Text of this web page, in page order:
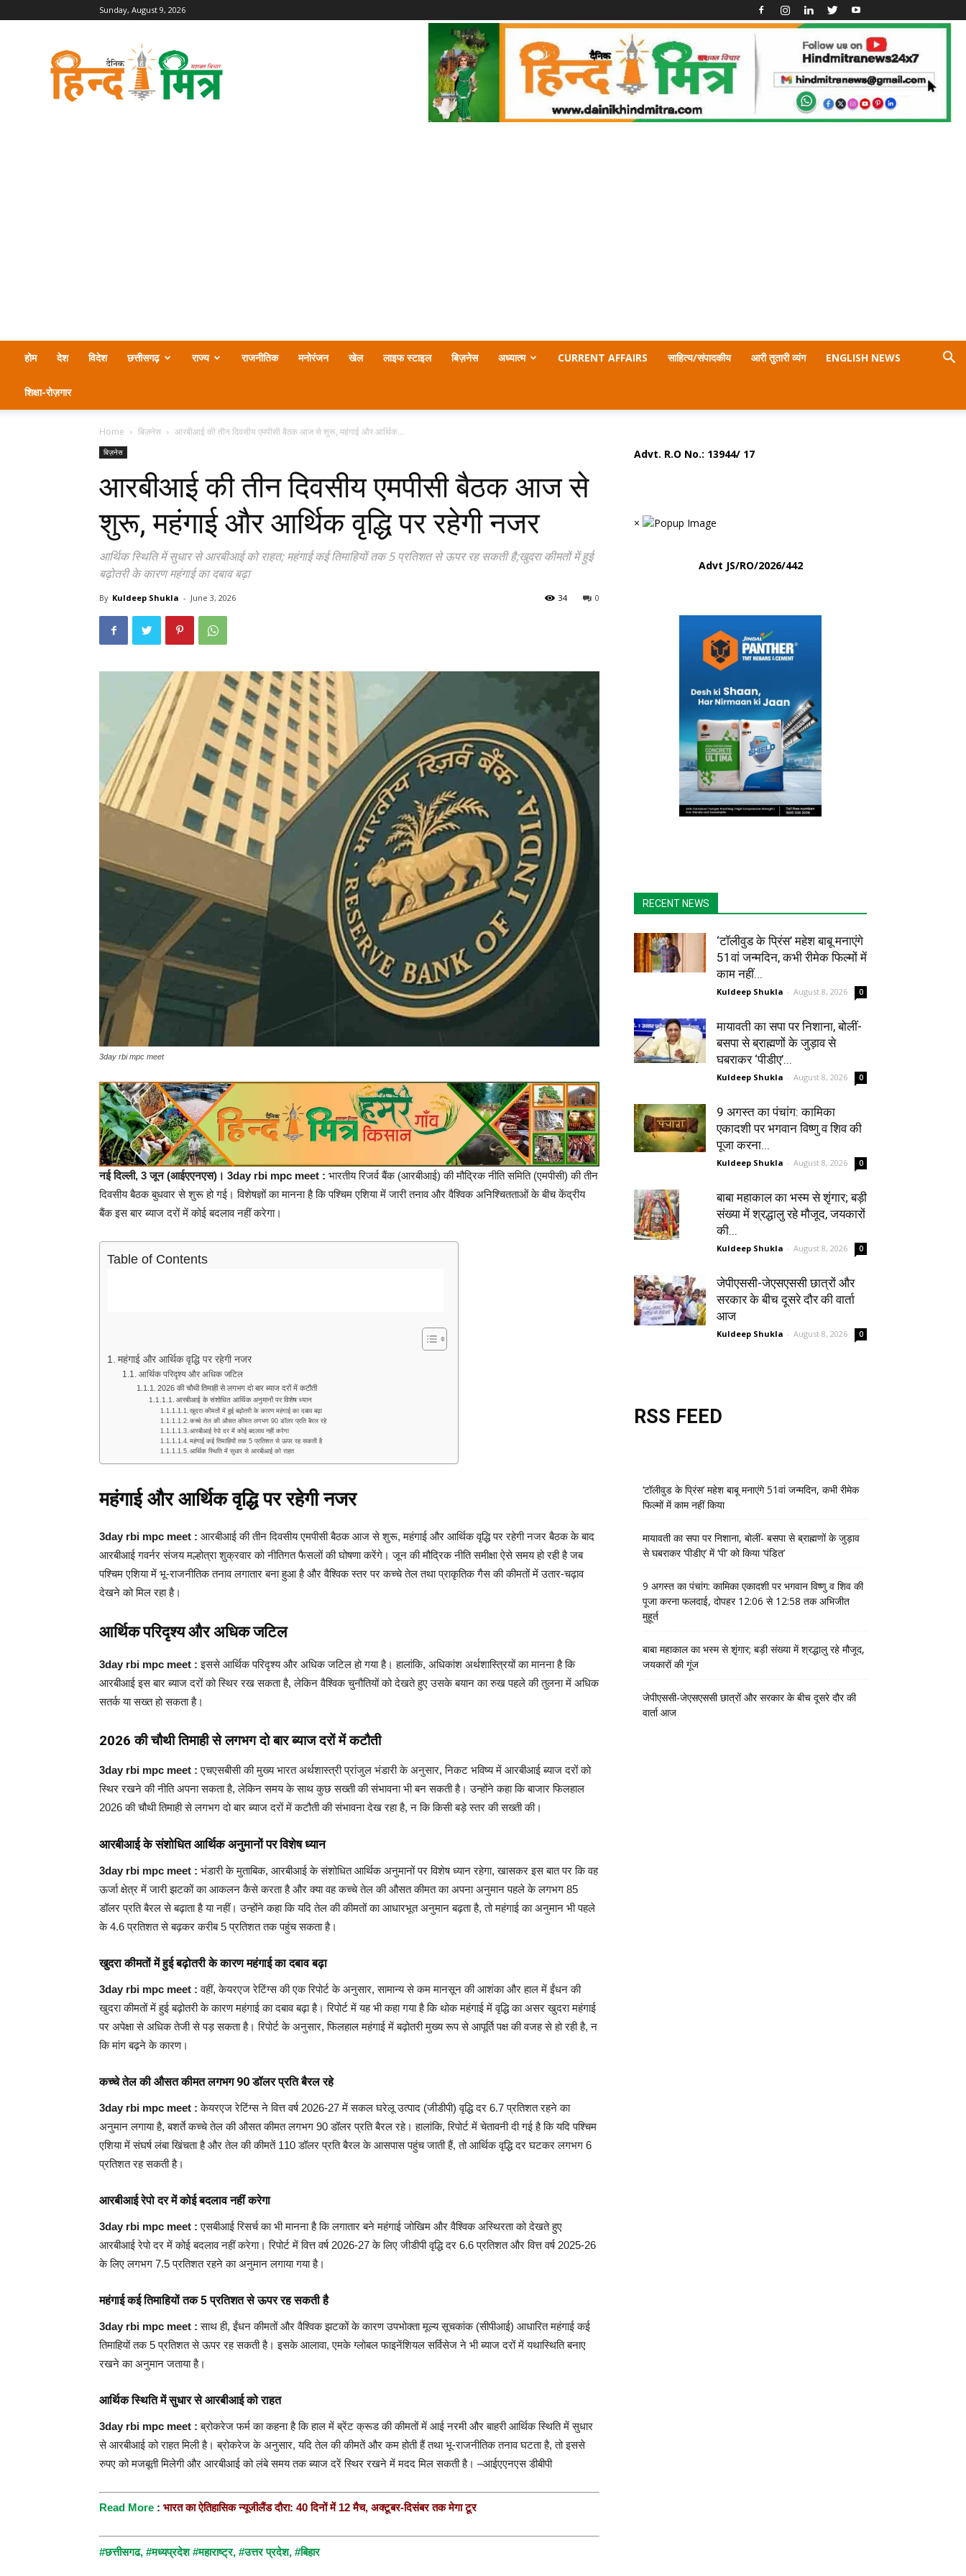
Sunday, August 9, 2026
Dainik
Hind
Mitra
होम देश विदेश छत्तीसगढ़ राज्य राजनीतिक मनोरंजन खेल लाइफ स्टाइल बिज़नेस अध्यात्म CURRENT AFFAIRS साहित्य/संपादकीय आरी तुतारी व्यंग ENGLISH NEWS
शिक्षा-रोज़गार
Home बिज़नेस आरबीआई की तीन दिवसीय एमपीसी बैठक आज से शुरू, महंगाई और आर्थिक...
बिज़नेस
आरबीआई की तीन दिवसीय एमपीसी बैठक आज से
शुरू, महंगाई और आर्थिक वृद्धि पर रहेगी नजर
आर्थिक स्थिति में सुधार से आरबीआई को राहत; महंगाई कई तिमाहियों तक 5 प्रतिशत से ऊपर रह सकती है;खुदरा कीमतों में हुई
बढ़ोतरी के कारण महंगाई का दबाव बढ़ा
By Kuldeep Shukla - June 3, 2026 0
34
3day rbi mpc meet
नई दिल्ली, 3 जून (आईएएनएस)। 3day rbi mpc meet : भारतीय रिजर्व बैंक (आरबीआई) की मौद्रिक नीति समिति (एमपीसी) की तीन
दिवसीय बैठक बुधवार से शुरू हो गई। विशेषज्ञों का मानना है कि पश्चिम एशिया में जारी तनाव और वैश्विक अनिश्चितताओं के बीच केंद्रीय
बैंक इस बार ब्याज दरों में कोई बदलाव नहीं करेगा।
Table of Contents
महंगाई और आर्थिक वृद्धि पर रहेगी नजर
आर्थिक परिदृश्य और अधिक जटिल
2026 की चौथी तिमाही से लगभग दो बार ब्याज दरों में कटौती
आरबीआई के संशोधित आर्थिक अनुमानों पर विशेष ध्यान
खुदरा कीमतों में हुई बढ़ोतरी के कारण महंगाई का दबाव बढ़ा
कच्चे तेल की औसत कीमत लगभग 90 डॉलर प्रति बैरल रहे
आरबीआई रेपो दर में कोई बदलाव नहीं करेगा
महंगाई कई तिमाहियों तक 5 प्रतिशत से ऊपर रह सकती है
आर्थिक स्थिति में सुधार से आरबीआई को राहत
महंगाई और आर्थिक वृद्धि पर रहेगी नजर
3day rbi mpc meet : आरबीआई की तीन दिवसीय एमपीसी बैठक आज से शुरू, महंगाई और आर्थिक वृद्धि पर रहेगी नजर बैठक के बाद
आरबीआई गवर्नर संजय मल्होत्रा शुक्रवार को नीतिगत फैसलों की घोषणा करेंगे। जून की मौद्रिक नीति समीक्षा ऐसे समय हो रही है जब
पश्चिम एशिया में भू-राजनीतिक तनाव लगातार बना हुआ है और वैश्विक स्तर पर कच्चे तेल तथा प्राकृतिक गैस की कीमतों में उतार-चढ़ाव
देखने को मिल रहा है।
आर्थिक परिदृश्य और अधिक जटिल
3day rbi mpc meet :इससे आर्थिक परिदृश्य और अधिक जटिल हो गया है। हालांकि, अधिकांश अर्थशास्त्रियों का मानना है कि
आरबीआई इस बार ब्याज दरों को स्थिर रख सकता है, लेकिन वैश्विक चुनौतियों को देखते हुए उसके बयान का रुख पहले की तुलना में अधिक
सतर्क या सख्त हो सकता है।
2026 की चौथी तिमाही से लगभग दो बार ब्याज दरों में कटौती
3day rbi mpc meet :एचएसबीसी की मुख्य भारत अर्थशास्त्री प्रांजुल भंडारी के अनुसार, निकट भविष्य में आरबीआई ब्याज दरों को
स्थिर रखने की नीति अपना सकता है, लेकिन समय के साथ कुछ सख्ती की संभावना भी बन सकती है। उन्होंने कहा कि बाजार फिलहाल
2026 की चौथी तिमाही से लगभग दो बार ब्याज दरों में कटौती की संभावना देख रहा है, न कि किसी बड़े स्तर की सख्ती की।
आरबीआई के संशोधित आर्थिक अनुमानों पर विशेष ध्यान
3day rbi mpc meet : भंडारी के मुताबिक, आरबीआई के संशोधित आर्थिक अनुमानों पर विशेष ध्यान रहेगा, खासकर इस बात पर कि वह
ऊर्जा क्षेत्र में जारी झटकों का आकलन कैसे करता है और क्या वह कच्चे तेल की औसत कीमत का अपना अनुमान पहले के लगभग 85
डॉलर प्रति बैरल से बढ़ाता है या नहीं। उन्होंने कहा कि यदि तेल की कीमतों का आधारभूत अनुमान बढ़ता है, तो महंगाई का अनुमान भी पहले
के 4.6 प्रतिशत से बढ़कर करीब 5 प्रतिशत तक पहुंच सकता है।
खुदरा कीमतों में हुई बढ़ोतरी के कारण महंगाई का दबाव बढ़ा
3day rbi mpc meet :वहीं, केयरएज रेटिंग्स की एक रिपोर्ट के अनुसार, सामान्य से कम मानसून की आशंका और हाल में ईंधन की
खुदरा कीमतों में हुई बढ़ोतरी के कारण महंगाई का दबाव बढ़ा है। रिपोर्ट में यह भी कहा गया है कि थोक महंगाई में वृद्धि का असर खुदरा महंगाई
पर अपेक्षा से अधिक तेजी से पड़ सकता है। रिपोर्ट के अनुसार, फिलहाल महंगाई में बढ़ोतरी मुख्य रूप से आपूर्ति पक्ष की वजह से हो रही है, न
कि मांग बढ़ने के कारण।
कच्चे तेल की औसत कीमत लगभग 90 डॉलर प्रति बैरल रहे
3day rbi mpc meet :केयरएज रेटिंग्स ने वित्त वर्ष 2026-27 में सकल घरेलू उत्पाद (जीडीपी) वृद्धि दर 6.7 प्रतिशत रहने का
अनुमान लगाया है, बशर्ते कच्चे तेल की औसत कीमत लगभग 90 डॉलर प्रति बैरल रहे। हालांकि, रिपोर्ट में चेतावनी दी गई है कि यदि पश्चिम
एशिया में संघर्ष लंबा खिंचता है और तेल की कीमतें 110 डॉलर प्रति बैरल के आसपास पहुंच जाती हैं, तो आर्थिक वृद्धि दर घटकर लगभग 6
प्रतिशत रह सकती है।
आरबीआई रेपो दर में कोई बदलाव नहीं करेगा
3day rbi mpc meet :एसबीआई रिसर्च का भी मानना है कि लगातार बने महंगाई जोखिम और वैश्विक अस्थिरता को देखते हुए
आरबीआई रेपो दर में कोई बदलाव नहीं करेगा। रिपोर्ट में वित्त वर्ष 2026-27 के लिए जीडीपी वृद्धि दर 6.6 प्रतिशत और वित्त वर्ष 2025-26
के लिए लगभग 7.5 प्रतिशत रहने का अनुमान लगाया गया है।
महंगाई कई तिमाहियों तक 5 प्रतिशत से ऊपर रह सकती है
3day rbi mpc meet :साथ ही, ईंधन कीमतों और वैश्विक झटकों के कारण उपभोक्ता मूल्य सूचकांक (सीपीआई) आधारित महंगाई कई
तिमाहियों तक 5 प्रतिशत से ऊपर रह सकती है। इसके आलावा, एमके ग्लोबल फाइनेंशियल सर्विसेज ने भी ब्याज दरों में यथास्थिति बनाए
रखने का अनुमान जताया है।
आर्थिक स्थिति में सुधार से आरबीआई को राहत
3day rbi mpc meet :ब्रोकरेज फर्म का कहना है कि हाल में ब्रेंट क्रूड की कीमतों में आई नरमी और बाहरी आर्थिक स्थिति में सुधार
से आरबीआई को राहत मिली है। ब्रोकरेज के अनुसार, यदि तेल की कीमतें और कम होती हैं तथा भू-राजनीतिक तनाव घटता है, तो इससे
रुपए को मजबूती मिलेगी और आरबीआई को लंबे समय तक ब्याज दरें स्थिर रखने में मदद मिल सकती है। –आईएएनएस डीबीपी
Read More : भारत का ऐतिहासिक न्यूजीलैंड दौरा: 40 दिनों में 12 मैच, अक्टूबर-दिसंबर तक मेगा टूर
#छत्तीसगढ, #मध्यप्रदेश #महाराष्ट्र, #उत्तर प्रदेश, #बिहार
Advt. R.O No.: 13944/ 17
×
Advt JS/RO/2026/442
RECENT NEWS
‘टॉलीवुड के प्रिंस’ महेश बाबू मनाएंगे
51वां जन्मदिन, कभी रीमेक फिल्मों में
काम नहीं...
Kuldeep Shukla - August 8, 2026 0
मायावती का सपा पर निशाना, बोलीं-
बसपा से ब्राह्मणों के जुड़ाव से
घबराकर ‘पीडीए’...
Kuldeep Shukla - August 8, 2026 0
9 अगस्त का पंचांग: कामिका
एकादशी पर भगवान विष्णु व शिव की
पूजा करना...
Kuldeep Shukla - August 8, 2026 0
बाबा महाकाल का भस्म से शृंगार; बड़ी
संख्या में श्रद्धालु रहे मौजूद, जयकारों
की...
Kuldeep Shukla - August 8, 2026 0
जेपीएससी-जेएसएससी छात्रों और
सरकार के बीच दूसरे दौर की वार्ता
आज
Kuldeep Shukla - August 8, 2026 0
RSS FEED
‘टॉलीवुड के प्रिंस’ महेश बाबू मनाएंगे 51वां जन्मदिन, कभी रीमेक
फिल्मों में काम नहीं किया
मायावती का सपा पर निशाना, बोलीं- बसपा से ब्राह्मणों के जुड़ाव
से घबराकर ‘पीडीए’ में ‘पी’ को किया ‘पंडित’
9 अगस्त का पंचांग: कामिका एकादशी पर भगवान विष्णु व शिव की
पूजा करना फलदाई, दोपहर 12:06 से 12:58 तक अभिजीत
मुहूर्त
बाबा महाकाल का भस्म से शृंगार; बड़ी संख्या में श्रद्धालु रहे मौजूद,
जयकारों की गूंज
जेपीएससी-जेएसएससी छात्रों और सरकार के बीच दूसरे दौर की
वार्ता आज